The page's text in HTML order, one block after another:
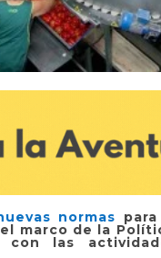
normas
marco de la
con las